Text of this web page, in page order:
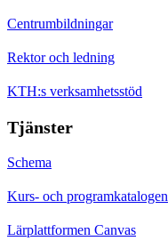
Centrumbildningar
Rektor och ledning
KTH:s verksamhetsstöd
Tjänster
Schema
Kurs- och programkatalogen
Lärplattformen Canvas